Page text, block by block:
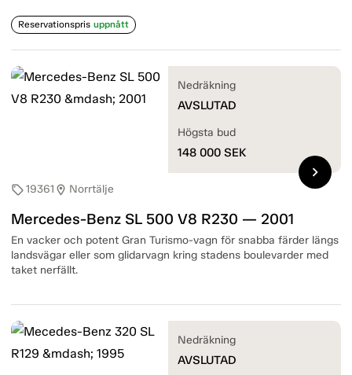
Reservationspris uppnått
sell19361 location_on Norrtälje
Mercedes-Benz SL 500 V8 R230 — 2001
En vacker och potent Gran Turismo-vagn för snabba färder längs
landsvägar eller som glidarvagn kring stadens boulevarder med
taket nerfällt.
Nedräkning
AVSLUTAD
Högsta bud
148 000 SEK
chevron_right
Nedräkning
AVSLUTAD